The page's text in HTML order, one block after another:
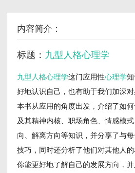
内容简介：
标题： 九型人格心理学
九型人格心理学这门应用性心理学
好地认识自己，也有助于我们加深对
本书从应用的角度出发，介绍了如
及其精神内核、职场角色、情感模
向、解离方向等知识，并分享了与
技巧，同时还分析了他们对其他人
你能更好地了解自己的发展方向，